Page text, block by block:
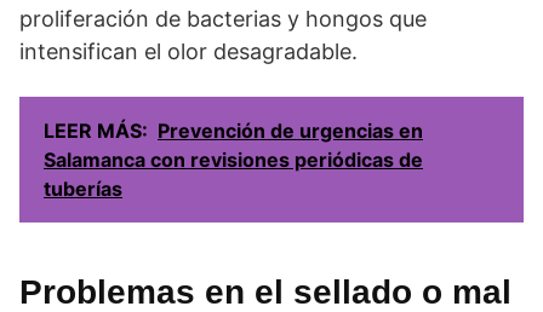
proliferación de bacterias y hongos que
intensifican el olor desagradable.
LEER MÁS: Prevención de urgencias en
Salamanca con revisiones periódicas de
tuberías
Problemas en el sellado o mal